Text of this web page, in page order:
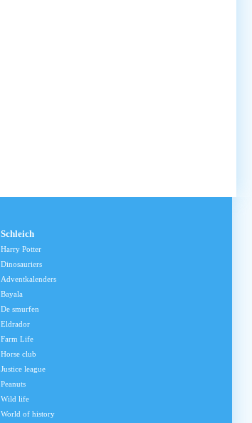
Schleich
Harry Potter
Dinosauriers
Adventkalenders
Bayala
De smurfen
Eldrador
Farm Life
Horse club
Justice league
Peanuts
Wild life
World of history